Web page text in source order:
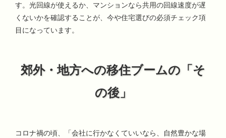
す。光回線が使えるか、マンションなら共用の回線速度が遅
くないかを確認することが、今や住宅選びの必須チェック項
目になっています。
郊外・地方への移住ブームの「そ
の後」
コロナ禍の頃、「会社に行かなくていいなら、自然豊かな場